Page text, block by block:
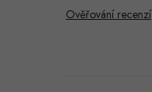
Ověřování recenzí